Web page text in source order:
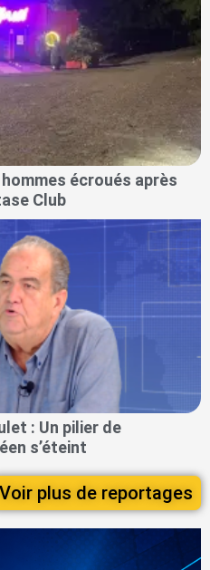
écroués après
Club
: Un pilier de
s’éteint
Voir plus de reportages